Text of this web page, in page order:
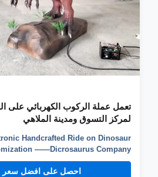
تعمل عملة الركوب الكهربائي على
لمركز التسوق ومدينة الملاهي
Handcrafted Ride on Dinosaur
——Dicrosaurus Company
City Red Tiger Culture & Art
established in early 2016, which is
احصل على افضل سعر